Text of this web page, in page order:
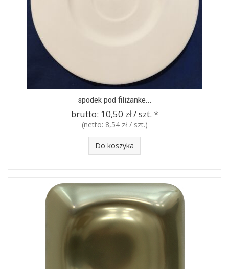
spodek pod filiżanke...
brutto: 10,50 zł / szt. *
(netto: 8,54 zł / szt.)
Do koszyka